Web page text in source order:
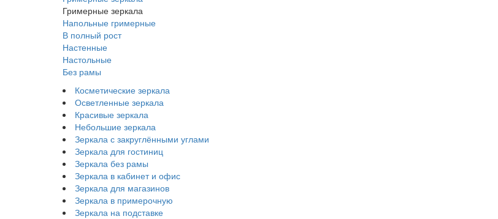
Гримерные зеркала
Напольные гримерные
В полный рост
Настенные
Настольные
Без рамы
Косметические зеркала
Осветленные зеркала
Красивые зеркала
Небольшие зеркала
Зеркала с закруглёнными углами
Зеркала для гостиниц
Зеркала без рамы
Зеркала в кабинет и офис
Зеркала для магазинов
Зеркала в примерочную
Зеркала на подставке